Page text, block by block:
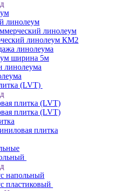
линолеум
линолеум
линолеум КМ2
линолеума
ширина 5м
линолеума
(LVT)
плитка (LVT)
плитка (LVT)
плитка
напольный
пластиковый